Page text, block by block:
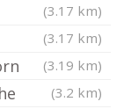
(3.17 km)
(3.17 km)
(3.19 km)
(3.2 km)